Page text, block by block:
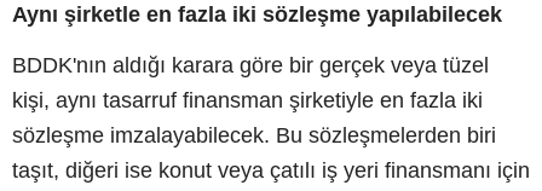
Aynı şirketle en fazla iki sözleşme yapılabilecek
BDDK'nın aldığı karara göre bir gerçek veya tüzel
kişi, aynı tasarruf finansman şirketiyle en fazla iki
sözleşme imzalayabilecek. Bu sözleşmelerden biri
taşıt, diğeri ise konut veya çatılı iş yeri finansmanı için